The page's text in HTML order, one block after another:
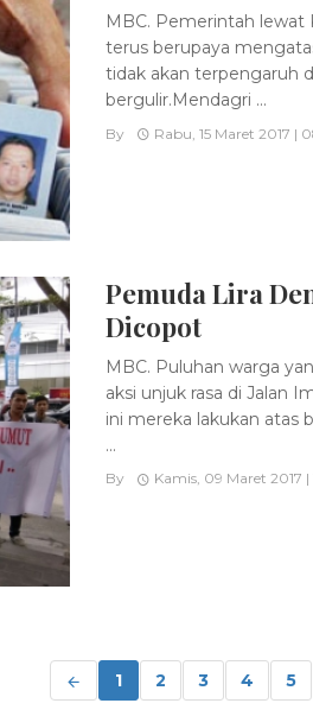
MBC. Pemerintah
terus berupaya
tidak akan terpengaruh
bergulir.Mendagri ...
By Rabu, 15 Maret 2017 |
Pemuda Lira
Dicopot
MBC. Puluhan warga
aksi unjuk rasa di Jalan
ini mereka lakukan atas
...
By Kamis, 09 Maret 2017 |
1 2 3 4 5